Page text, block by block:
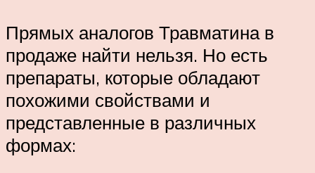
Прямых аналогов Травматина в
продаже найти нельзя. Но есть
препараты, которые обладают
похожими свойствами и
представленные в различных
формах: